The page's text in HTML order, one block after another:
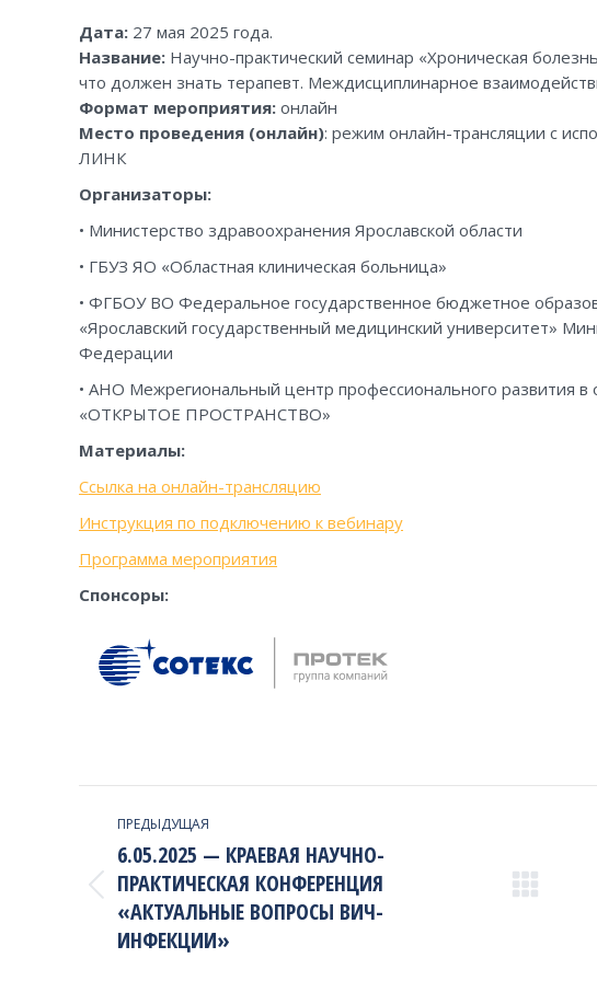
Дата: 27 мая 2025 года.
Название: Научно-практический семинар «Хроническая
что должен знать терапевт. Междисциплинарное
Формат мероприятия: онлайн
Место проведения (онлайн): режим онлайн-трансляции с
ЛИНК
Организаторы:
• Министерство здравоохранения Ярославской области
• ГБУЗ ЯО «Областная клиническая больница»
• ФГБОУ ВО Федеральное государственное бюджетное
«Ярославский государственный медицинский университет»
Федерации
• АНО Межрегиональный центр профессионального развития в
«ОТКРЫТОЕ ПРОСТРАНСТВО»
Материалы:
Ссылка на онлайн-трансляцию
Инструкция по подключению к вебинару
Программа мероприятия
Спонсоры:
PROJECT
NAVIGATION
ПРЕДЫДУЩАЯ
Previous
project:
6.05.2025 — КРАЕВАЯ НАУЧНО-
ПРАКТИЧЕСКАЯ КОНФЕРЕНЦИЯ
«АКТУАЛЬНЫЕ ВОПРОСЫ ВИЧ-
ИНФЕКЦИИ»